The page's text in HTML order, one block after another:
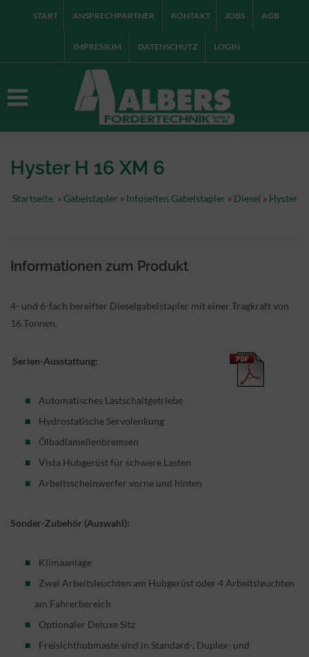
START ANSPRECHPARTNER KONTAKT JOBS AGB
IMPRESSUM DATENSCHUTZ LOGIN
Hyster H 16 XM 6
Startseite » Gabelstapler » Infoseiten Gabelstapler » Diesel » Hyster
Informationen zum Produkt
4- und 6-fach bereifter Dieselgabelstapler mit einer Tragkraft von
16 Tonnen.
Serien-Ausstattung:
Automatisches Lastschaltgetriebe
Hydrostatische Servolenkung
Ölbadlamellenbremsen
Vista Hubgerüst für schwere Lasten
Arbeitsscheinwerfer vorne und hinten
Sonder-Zubehör (Auswahl):
Klimaanlage
Zwei Arbeitsleuchten am Hubgerüst oder 4 Arbeitsleuchten
am Fahrerbereich
Optionaler Deluxe Sitz
Freisichthubmaste sind in Standard-, Duplex- und